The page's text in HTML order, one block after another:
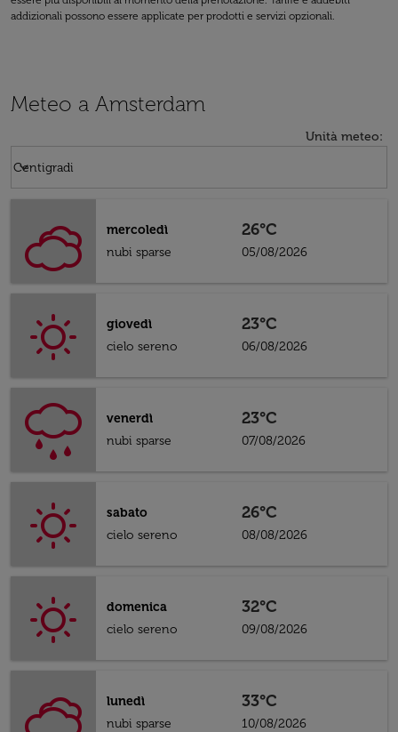
addizionali possono essere applicate per prodotti e servizi opzionali.
Meteo a Amsterdam
Unità meteo:
Centigradi
keyboard_arrow_down
mercoledì
nubi sparse
26°C
05/08/2026
giovedì
cielo sereno
23°C
06/08/2026
venerdì
nubi sparse
23°C
07/08/2026
sabato
cielo sereno
26°C
08/08/2026
domenica
cielo sereno
32°C
09/08/2026
lunedì
nubi sparse
33°C
10/08/2026